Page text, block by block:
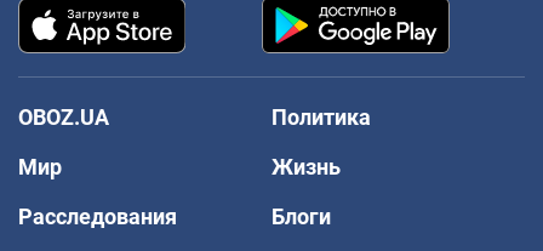
OBOZ.UA
Политика
Мир
Жизнь
Расследования
Блоги